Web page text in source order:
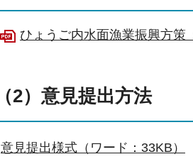
ひょうご内水面漁業振興方策
（2）意見提出方法
意見提出様式（ワード：33KB）